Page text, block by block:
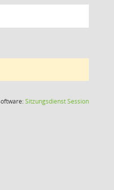
SitzungsdienstSession(Wird in